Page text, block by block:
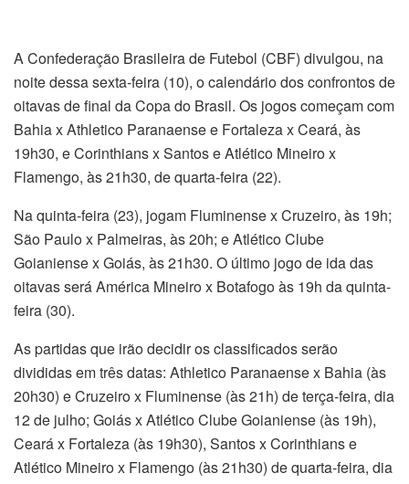
A Confederação Brasileira de Futebol (CBF) divulgou, na
noite dessa sexta-feira (10), o calendário dos confrontos de
oitavas de final da Copa do Brasil. Os jogos começam com
Bahia x Athletico Paranaense e Fortaleza x Ceará, às
19h30, e Corinthians x Santos e Atlético Mineiro x
Flamengo, às 21h30, de quarta-feira (22).
Na quinta-feira (23), jogam Fluminense x Cruzeiro, às 19h;
São Paulo x Palmeiras, às 20h; e Atlético Clube
Goianiense x Goiás, às 21h30. O último jogo de ida das
oitavas será América Mineiro x Botafogo às 19h da quinta-
feira (30).
As partidas que irão decidir os classificados serão
divididas em três datas: Athletico Paranaense x Bahia (às
20h30) e Cruzeiro x Fluminense (às 21h) de terça-feira, dia
12 de julho; Goiás x Atlético Clube Goianiense (às 19h),
Ceará x Fortaleza (às 19h30), Santos x Corinthians e
Atlético Mineiro x Flamengo (às 21h30) de quarta-feira, dia